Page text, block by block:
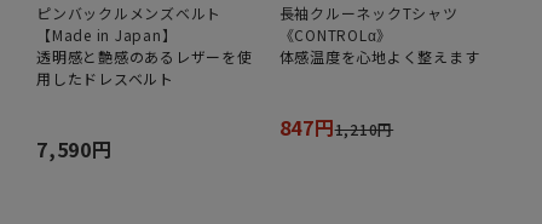
ピンバックルメンズベルト
【Made in Japan】
透明感と艶感のあるレザーを使
用したドレスベルト
7,590円
長袖クルーネックTシャツ
《CONTROLα》
体感温度を心地よく整えます
847円1,210円